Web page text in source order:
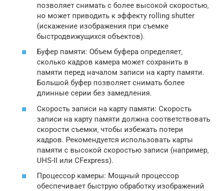
позволяет снимать с более высокой скоростью‚
но может приводить к эффекту rolling shutter
(искажение изображения при съемке
быстродвижущихся объектов).
Буфер памяти: Объем буфера определяет‚
сколько кадров камера может сохранить в
памяти перед началом записи на карту памяти.
Большой буфер позволяет снимать более
длинные серии без замедления.
Скорость записи на карту памяти: Скорость
записи на карту памяти должна соответствовать
скорости съемки‚ чтобы избежать потери
кадров. Рекомендуется использовать карты
памяти с высокой скоростью записи (например‚
UHS-II или CFexpress).
Процессор камеры: Мощный процессор
обеспечивает быструю обработку изображений